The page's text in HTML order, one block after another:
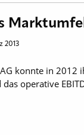
2013
konnte in 2012
operative